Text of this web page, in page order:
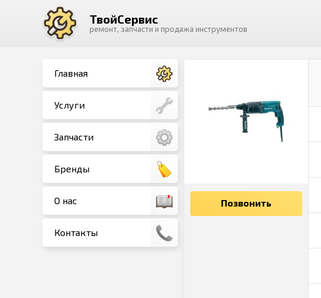
ТвойСервис
ремонт, запчасти и продажа инструментов
Главная
Услуги
Запчасти
Бренды
О нас
Контакты
Позвонить